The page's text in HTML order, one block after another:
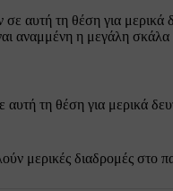
αυτή τη θέση για μερικά
αναμμένη η μεγάλη
αυτή τη θέση για μερικά
μερικές διαδρομές στο